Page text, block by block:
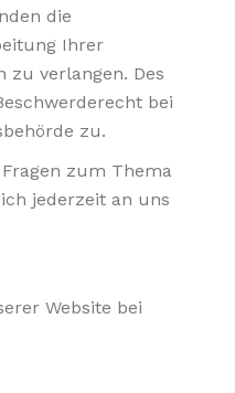
die
Ihrer
zu verlangen. Des
bei
zu.
zum Thema
jederzeit an uns
Website bei